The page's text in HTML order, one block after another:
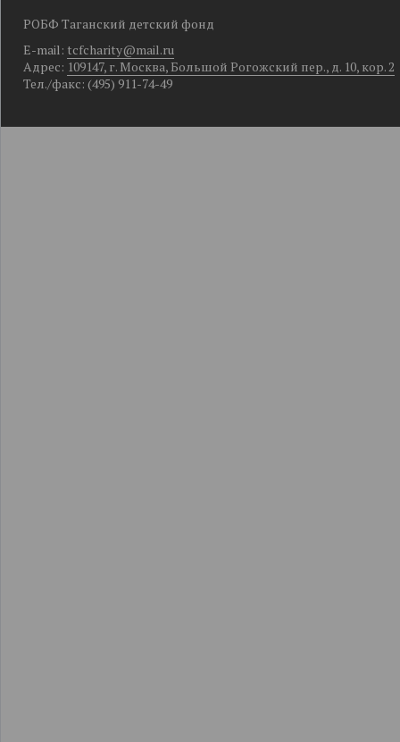
РОБФ Таганский детский фонд
E-mail: tcfcharity@mail.ru
Адрес: 109147, г. Москва, Большой Рогожский пер., д. 10, кор. 2
Тел./факс: (495) 911-74-49